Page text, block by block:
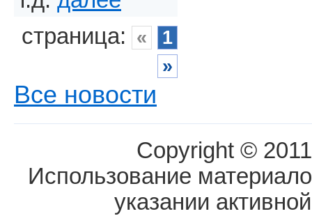
страница: «
1
»
Все новости
Copyright ©
Использование
указании